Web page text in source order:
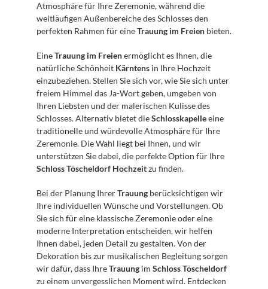
Atmosphäre für Ihre Zeremonie, während die
weitläufigen Außenbereiche des Schlosses den
perfekten Rahmen für eine Trauung im Freien bieten.
Eine Trauung im Freien ermöglicht es Ihnen, die
natürliche Schönheit Kärntens in Ihre Hochzeit
einzubeziehen. Stellen Sie sich vor, wie Sie sich unter
freiem Himmel das Ja-Wort geben, umgeben von
Ihren Liebsten und der malerischen Kulisse des
Schlosses. Alternativ bietet die Schlosskapelle eine
traditionelle und würdevolle Atmosphäre für Ihre
Zeremonie. Die Wahl liegt bei Ihnen, und wir
Schloss Töscheldorf Hochzeit zu finden.
Bei der Planung Ihrer Trauung berücksichtigen wir
Ihre individuellen Wünsche und Vorstellungen. Ob
Sie sich für eine klassische Zeremonie oder eine
moderne Interpretation entscheiden, wir helfen
Ihnen dabei, jeden Detail zu gestalten. Von der
Dekoration bis zur musikalischen Begleitung sorgen
wir dafür, dass Ihre Trauung im Schloss Töscheldorf
zu einem unvergesslichen Moment wird. Entdecken